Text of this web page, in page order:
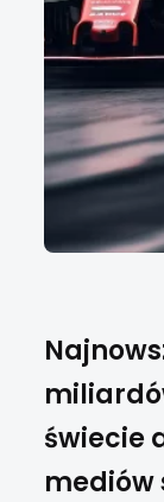
świecie
mediów